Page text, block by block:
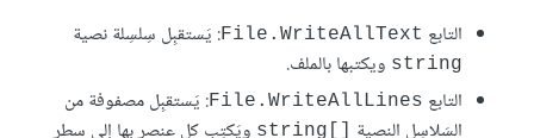
التابع File.WriteAllText: يَستقبِل سِلسِلة نصية
string ويكتبها بالملف.
التابع File.WriteAllLines: يَستقبِل مصفوفة من
string[]‎